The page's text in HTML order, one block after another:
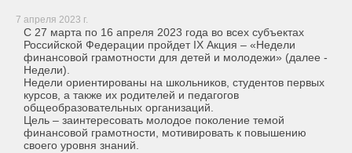
7 апреля 2023 г.
С 27 марта по 16 апреля 2023 года во всех субъектах
Российской Федерации пройдет IX Акция – «Недели
финансовой грамотности для детей и молодежи» (далее -
Недели).
Недели ориентированы на школьников, студентов первых
курсов, а также их родителей и педагогов
общеобразовательных организаций.
Цель – заинтересовать молодое поколение темой
финансовой грамотности, мотивировать к повышению
своего уровня знаний.